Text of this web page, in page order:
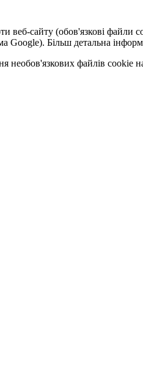
веб-сайту (обов'язкові файли
Google). Більш детальна
необов'язкових файлів cookie